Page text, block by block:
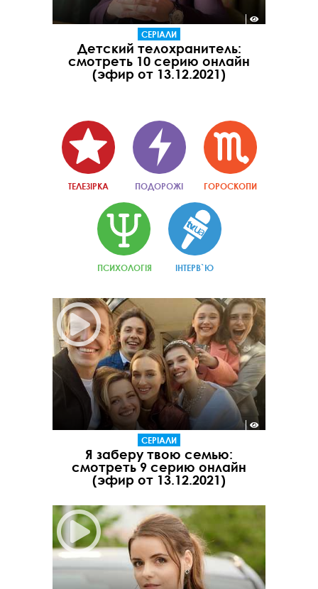
СЕРІАЛИ
Детский телохранитель:
смотреть 10 серию онлайн
(эфир от 13.12.2021)
ТЕЛЕЗІРКА ПОДОРОЖІ ГОРОСКОПИ
ПСИХОЛОГІЯ ІНТЕРВ`Ю
СЕРІАЛИ
Я заберу твою семью:
смотреть 9 серию онлайн
(эфир от 13.12.2021)